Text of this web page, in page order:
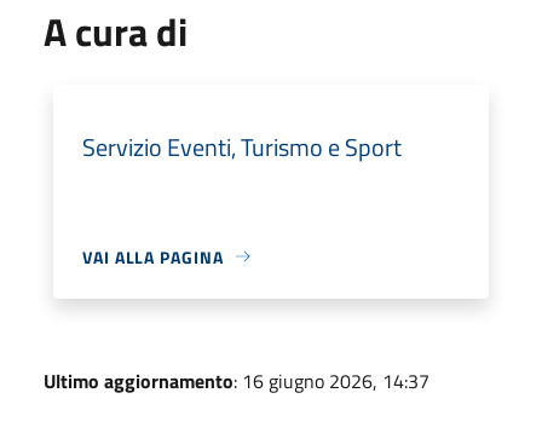
A cura di
Servizio Eventi, Turismo e Sport
VAI ALLA PAGINA
Ultimo aggiornamento: 16 giugno 2026, 14:37